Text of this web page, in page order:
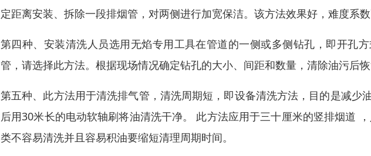
定距离安装、拆除一段排烟管，对两侧进行加宽保洁。该方法效果好，难度系数
第四种、安装清洗人员选用无焰专用工具在管道的一侧或多侧钻孔，即开孔
管，请选择此方法。根据现场情况确定钻孔的大小、间距和数量，清除油污后恢
第五种、此方法用于清洗排气管，清洗周期短，即设备清洗方法，目的是减少
后用30米长的电动软轴刷将油清洗干净。 此方法应用于三十厘米的竖排烟道
类不容易清洗并且容易积油要缩短清理周期时间。